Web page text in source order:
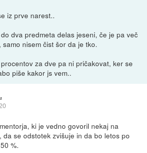
iz prve narest..
dva predmeta delas jeseni, če je pa več
nisem čist šor da je tko.
za dve pa ni pričakovat, ker se
piše kakor js vem..
ki je vedno govoril nekaj na
da se odstotek zvišuje in da bo letos po
%.